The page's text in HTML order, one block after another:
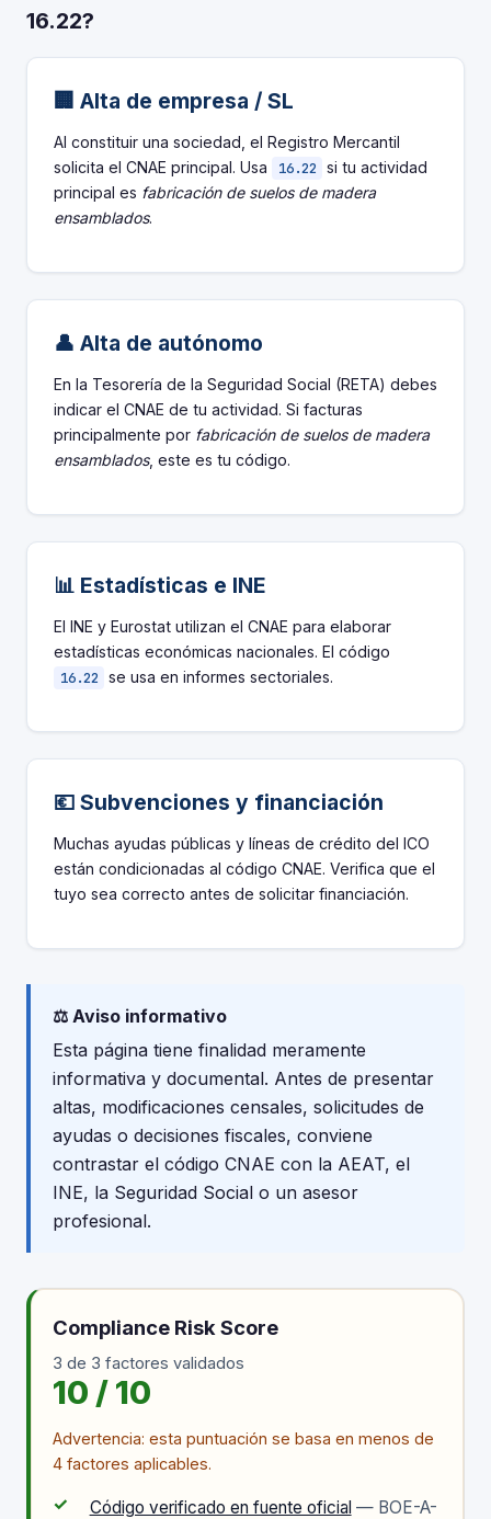
16.22?
🏢 Alta de empresa / SL
Al constituir una sociedad, el Registro Mercantil
solicita el CNAE principal. Usa
16.22 si tu actividad
principal es fabricación de suelos de madera
ensamblados.
👤 Alta de autónomo
En la Tesorería de la Seguridad Social (RETA) debes
indicar el CNAE de tu actividad. Si facturas
principalmente por fabricación de suelos de madera
ensamblados, este es tu código.
📊 Estadísticas e INE
El INE y Eurostat utilizan el CNAE para elaborar
estadísticas económicas nacionales. El código
16.22 se usa en informes sectoriales.
💶 Subvenciones y financiación
Muchas ayudas públicas y líneas de crédito del ICO
están condicionadas al código CNAE. Verifica que el
tuyo sea correcto antes de solicitar financiación.
⚖️ Aviso informativo
Esta página tiene finalidad meramente
informativa y documental. Antes de presentar
altas, modificaciones censales, solicitudes de
ayudas o decisiones fiscales, conviene
contrastar el código CNAE con la AEAT, el
INE, la Seguridad Social o un asesor
profesional.
Compliance Risk Score
3 de 3 factores validados
10 / 10
Advertencia: esta puntuación se basa en menos de
4 factores aplicables.
✓ Código verificado en fuente oficial — BOE-A-